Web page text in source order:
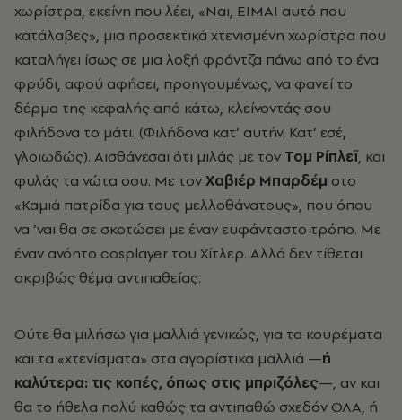
χωρίστρα, εκείνη που λέει, «Ναι, ΕΙΜΑΙ αυτό που
κατάλαβες», μια προσεκτικά χτενισμένη χωρίστρα που
καταλήγει ίσως σε μια λοξή φράντζα πάνω από το ένα
φρύδι, αφού αφήσει, προηγουμένως, να φανεί το
δέρμα της κεφαλής από κάτω, κλείνοντάς σου
φιλήδονα το μάτι. (Φιλήδονα κατ’ αυτήν. Κατ’ εσέ,
γλοιωδώς). Αισθάνεσαι ότι μιλάς με τον Τομ Ρίπλεϊ, και
φυλάς τα νώτα σου. Με τονΧαβιέρ Μπαρδέμ στο
«Καμιά πατρίδα για τους μελλοθάνατους», που όπου
να ’ναι θα σε σκοτώσει με έναν ευφάνταστο τρόπο. Με
έναν ανόητο cosplayer του Χίτλερ. Αλλά δεν τίθεται
ακριβώς θέμα αντιπαθείας.
Ούτε θα μιλήσω για μαλλιά γενικώς, για τα κουρέματα
και τα «χτενίσματα» στα αγορίστικα μαλλιά —ή
καλύτερα: τις κοπές, όπως στις μπριζόλες—, αν και
θα το ήθελα πολύ καθώς τα αντιπαθώ σχεδόν ΟΛΑ, ή